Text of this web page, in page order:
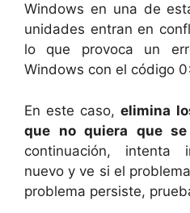
Windows en una de
unidades entran en
lo que provoca un
Windows con el código
En este caso,elimina
que no quiera que
continuación, intenta
nuevo y ve si el
problema persiste,